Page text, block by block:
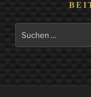
nach: